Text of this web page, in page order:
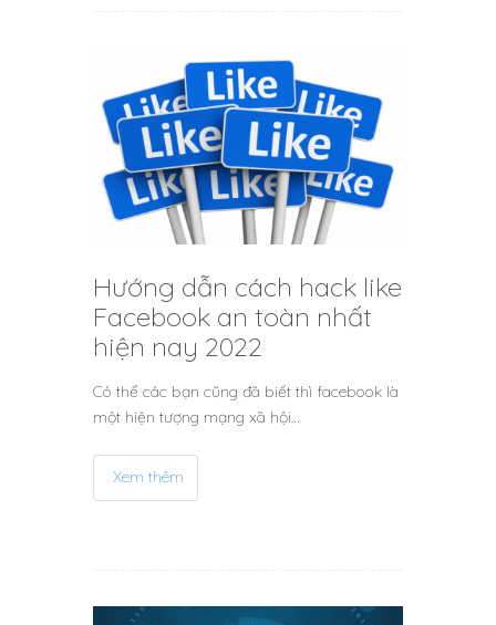
Hướng dẫn cách hack like
Facebook an toàn nhất
hiện nay 2022
Có thể các bạn cũng đã biết thì facebook là
một hiện tượng mạng xã hội…
Xem thêm